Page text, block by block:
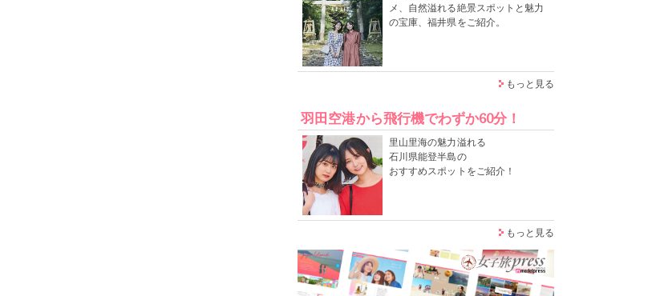
メ、自然溢れる絶景スポットと魅力
の宝庫、福井県をご紹介。
もっと見る
羽田空港から飛行機でわずか60分！
里山里海の魅力溢れる
石川県能登半島の
おすすめスポットをご紹介！
もっと見る